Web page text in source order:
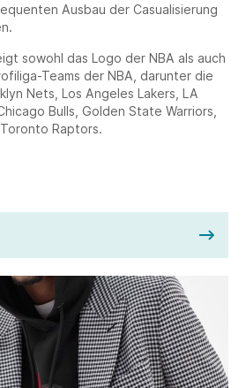
Ausbau der Casualisierung
sowohl das Logo der NBA als auch
Teams der NBA, darunter die
Nets, Los Angeles Lakers, LA
Bulls, Golden State Warriors,
Raptors.